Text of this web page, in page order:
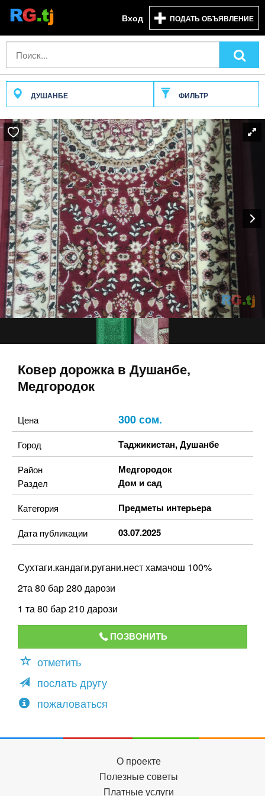
Вход ПОДАТЬ ОБЪЯВЛЕНИЕ
ДУШАНБЕ ФИЛЬТР
Ковер дорожка в Душанбе,
Медгородок
Цена 300 сом.
Город Таджикистан,Душанбе
Район Медгородок
Раздел Дом и сад
Категория Предметы интерьера
Дата публикации 03.07.2025
Сухтаги.кандаги.ругани.нест хамачош 100%
2та 80 бар 280 дарози
1 та 80 бар 210 дарози
ПОЗВОНИТЬ
отметить
послать другу
пожаловаться
О проекте
Полезные советы
Платные услуги